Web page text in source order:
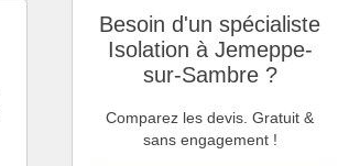
Besoin d'un spécialiste
Isolation à Jemeppe-
sur-Sambre ?
Comparez les devis. Gratuit &
sans engagement !